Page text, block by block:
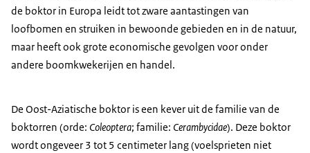
de boktor in Europa leidt tot zware aantastingen van
loofbomen en struiken in bewoonde gebieden en in de natuur,
maar heeft ook grote economische gevolgen voor onder
andere boomkwekerijen en handel.
De Oost-Aziatische boktor is een kever uit de familie van de
boktorren (orde: Coleoptera; familie: Cerambycidae). Deze boktor
wordt ongeveer 3 tot 5 centimeter lang (voelsprieten niet